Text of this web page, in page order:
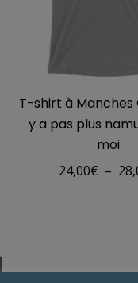
T-shirt à Manches
y a pas plus
moi
24,00€ –